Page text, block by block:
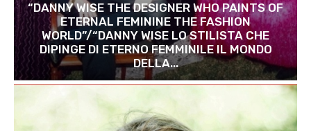
“DANNY WISE THE DESIGNER WHO PAINTS OF
ETERNAL FEMININE THE FASHION
WORLD”/“DANNY WISE LO STILISTA CHE
DIPINGE DI ETERNO FEMMINILE IL MONDO
DELLA...